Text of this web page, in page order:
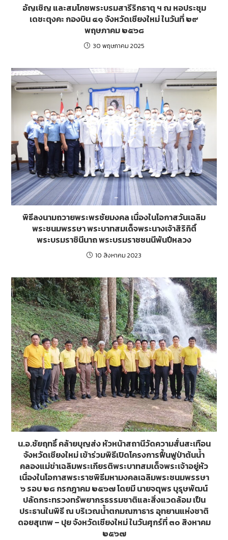
อัญเชิญ และสมโภชพระบรมสารีริกธาตุ ฯ ณ หอประชุม
เดชะตุงคะ กองบิน ๔๑ จังหวัดเชียงใหม่ ในวันที่ ๒๙
พฤษภาคม ๒๕๖๘
30 พฤษภาคม 2025
พิธีลงนามถวายพระพรชัยมงคล เนื่องในโอกาสวันเฉลิม
พระชนมพรรษา พระบาทสมเด็จพระนางเจ้าสิริกิติ์
พระบรมราชินีนาถ พระบรมราชชนนีพันปีหลวง
10 สิงหาคม 2023
น.อ.ชัยฤทธิ์ คล้ายบุญส่ง หัวหน้าสถานีวัดความสั่นสะเทือน
จังหวัดเชียงใหม่ เข้าร่วมพิธีเปิดโครงการฟื้นฟูป่าต้นน้ำ
คลองแม่ข่าเฉลิมพระเกียรติพระบาทสมเด็จพระเจ้าอยู่หัว
เนื่องในโอกาสพระราชพิธีมหามงคลเฉลิมพระชนมพรรษา
๖ รอบ ๒๘ กรกฎาคม ๒๕๖๗ โดยมี นายจตุพร บุรุษพัฒน์
ปลัดกระทรวงทรัพยากรธรรมชาติและสิ่งแวดล้อม เป็น
ประธานในพิธี ณ บริเวณน้ำตกมณฑาธาร อุทยานแห่งชาติ
ดอยสุเทพ – ปุย จังหวัดเชียงใหม่ ในวันศุกร์ที่ ๓๐ สิงหาคม
๒๕๖๗